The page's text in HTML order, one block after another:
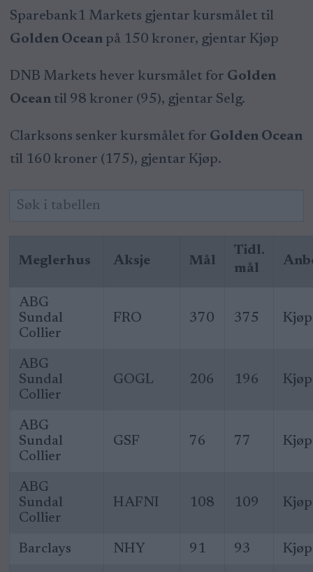
Sparebank1 Markets gjentar kursmålet til
Golden Oceanpå 150 kroner, gjentar Kjøp
DNB Markets hever kursmålet for Golden
Oceantil 98 kroner (95), gjentar Selg.
Clarksons senker kursmålet for Golden Ocean
til 160 kroner (175), gjentar Kjøp.
Meglerhus Aksje Mål
Tidl.
mål
ABG
Sundal
Collier
FRO 370 375 Kjøp
ABG
Sundal
Collier
GOGL 206 196 Kjøp
ABG
Sundal
Collier
GSF 76 77 Kjøp
ABG
Sundal
Collier
HAFNI 108 109 Kjøp
Barclays NHY 91 93 Kjøp